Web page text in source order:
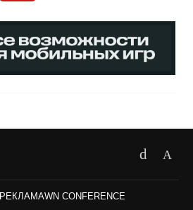
WN CONFERENCE